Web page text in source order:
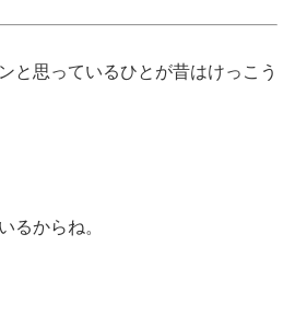
と思っているひとが昔はけっこう
るからね。